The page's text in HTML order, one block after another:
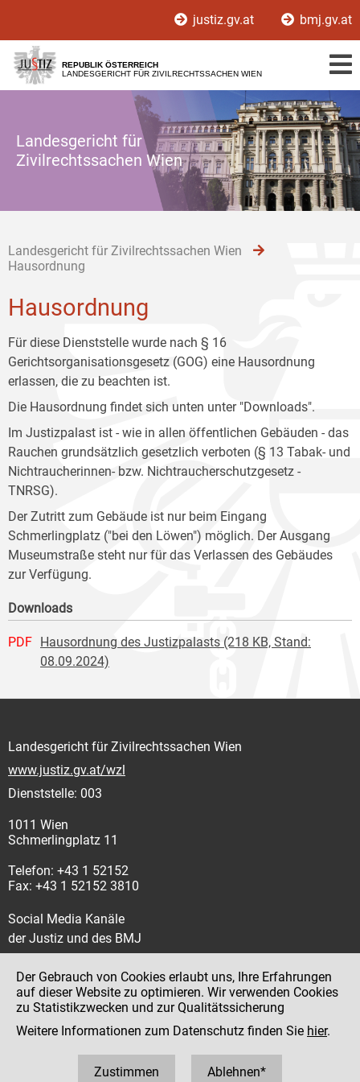
[1]
[2]
[3]
justiz.gv.at bmj.gv.at
REPUBLIK ÖSTERREICH
LANDESGERICHT FÜR ZIVILRECHTSSACHEN WIEN
Landesgericht für
Zivilrechtssachen Wien
Landesgericht für Zivilrechtssachen Wien
Hausordnung
Hausordnung
Für diese Dienststelle wurde nach § 16
Gerichtsorganisationsgesetz (GOG) eine Hausordnung
erlassen, die zu beachten ist.
Die Hausordnung findet sich unten unter "Downloads".
Im Justizpalast ist - wie in allen öffentlichen Gebäuden - das
Rauchen grundsätzlich gesetzlich verboten (§ 13 Tabak- und
Nichtraucherinnen- bzw. Nichtraucherschutzgesetz -
TNRSG).
Der Zutritt zum Gebäude ist nur beim Eingang
Schmerlingplatz ("bei den Löwen") möglich. Der Ausgang
Museumstraße steht nur für das Verlassen des Gebäudes
zur Verfügung.
Downloads
PDF
Hausordnung des Justizpalasts (218 KB, Stand:
08.09.2024)
Landesgericht für Zivilrechtssachen Wien
www.justiz.gv.at/wzl
Dienststelle: 003
1011 Wien
Schmerlingplatz 11
Telefon: +43 1 52152
Fax: +43 1 52152 3810
Social Media Kanäle
der Justiz und des BMJ
Impressum
Datenschutz
Der Gebrauch von Cookies erlaubt uns, Ihre Erfahrungen
auf dieser Website zu optimieren. Wir verwenden Cookies
zu Statistikzwecken und zur Qualitätssicherung
Weitere Informationen zum Datenschutz finden Sie hier.
Zustimmen Ablehnen*